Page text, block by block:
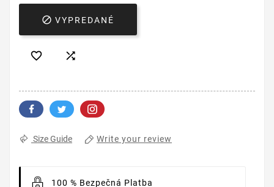
 VYPREDANÉ
 
Size Guide Write your review
100 % Bezpečná Platba